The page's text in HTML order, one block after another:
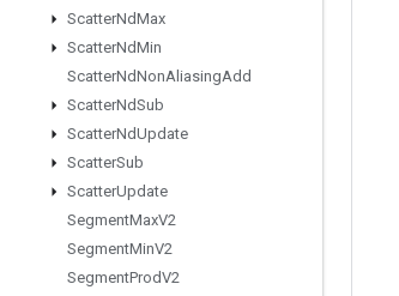
ScatterNdMax
ScatterNdMin
ScatterNdNonAliasingAdd
ScatterNdSub
ScatterNdUpdate
ScatterSub
ScatterUpdate
SegmentMaxV2
SegmentMinV2
SegmentProdV2